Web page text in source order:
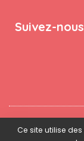
Suivez-
Contact ●
Ce site utilise